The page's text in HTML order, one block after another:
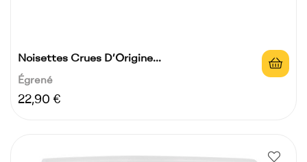
Noisettes Crues D’Origine...
Égrené
Prix
22,90 €